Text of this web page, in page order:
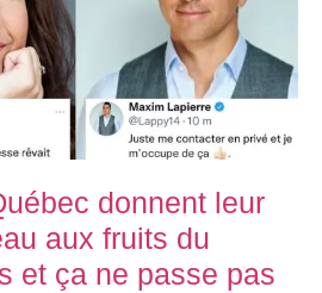
donnent leur
aux fruits du
et ça ne passe pas